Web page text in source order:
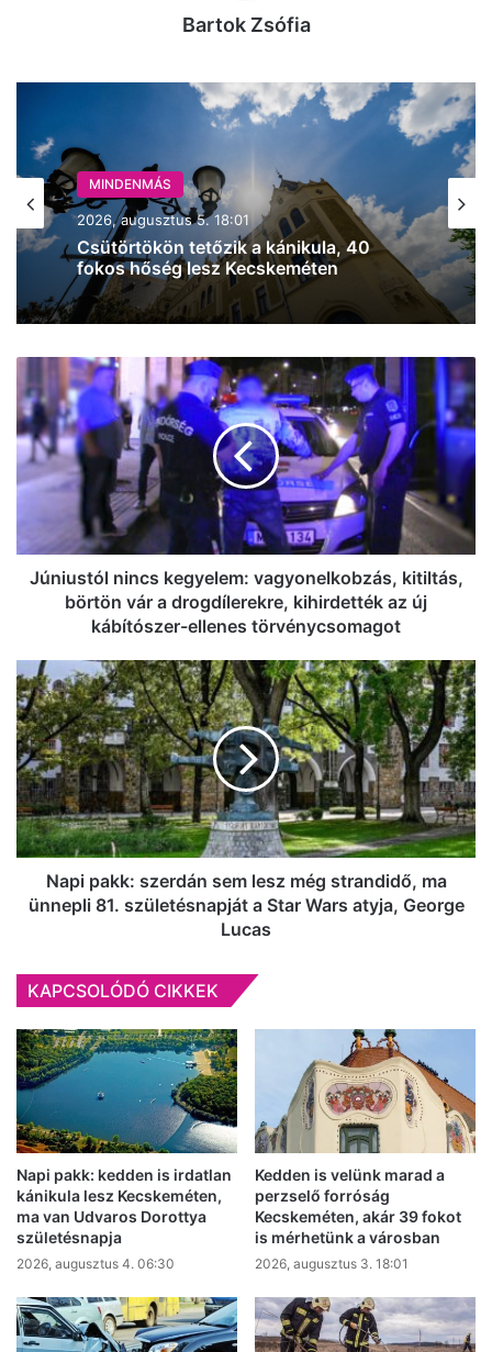
Bartok Zsófia
MINDENMÁS
2026, augusztus 5. 18:01
Csütörtökön tetőzik a kánikula, 40
fokos hőség lesz Kecskeméten
Júniustól
nincs
kegyelem:
vagyonelkobzás,
kitiltás,
börtön
drogdílerekre,
kihirdették
ellenes
törvénycsomagot
Júniustól nincs kegyelem: vagyonelkobzás, kitiltás,
börtön vár a drogdílerekre, kihirdették az új
kábítószer-ellenes törvénycsomagot
Napi
pakk:
szerdán
sem
lesz
még
strandidő,
ma
ünnepli
születésnapját
atyja,
Lucas
Napi pakk: szerdán sem lesz még strandidő, ma
ünnepli 81. születésnapját a Star Wars atyja, George
Lucas
KAPCSOLÓDÓ CIKKEK
Napi pakk: kedden is irdatlan
kánikula lesz Kecskeméten,
ma van Udvaros Dorottya
születésnapja
2026, augusztus 4. 06:30
Kedden is velünk marad a
perzselő forróság
Kecskeméten, akár 39 fokot
is mérhetünk a városban
2026, augusztus 3. 18:01